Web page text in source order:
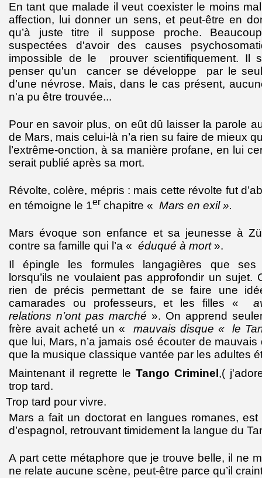
En tant que malade il veut coexister le moins
affection, lui donner un sens, et peut-être en
qu’à juste titre il suppose proche.
suspectées d'avoir des causes
impossible de le prouver scientifiquement. Il
penser qu'un cancer se développe par le seul
d’une névrose. Mais, dans le cas présent,
n'a pu être trouvée...
Pour en savoir plus, on eût dû laisser la parole
de Mars, mais celui-là n’a rien su faire de mieux
l’extrême-onction, à sa manière profane, en lui
serait publié après sa mort.
Révolte, colère, mépris : mais cette révolte fut
en témoigne le 1er chapitre « Mars en exil ».
Mars évoque son enfance et sa jeunesse à
contre sa famille qui l’a « éduqué à mort».
Il épingle les formules langagières que ses
lorsqu’ils ne voulaient pas approfondir un sujet.
rien de précis permettant de se faire une
camarades ou professeurs, et les filles «
relations n’ont pas marché». On apprend
frère avait acheté un « mauvais disque « le
que lui, Mars, n’a jamais osé écouter de
que la musique classique vantée par les adultes
Maintenant il regrette leTango Criminel ,(
trop tard.
Trop tard pour vivre.
Mars a fait un doctorat en langues romanes,
d’espagnol, retrouvant timidement la langue du
A part cette métaphore que je trouve belle, il ne
ne relate aucune scène, peut-être parce qu’il